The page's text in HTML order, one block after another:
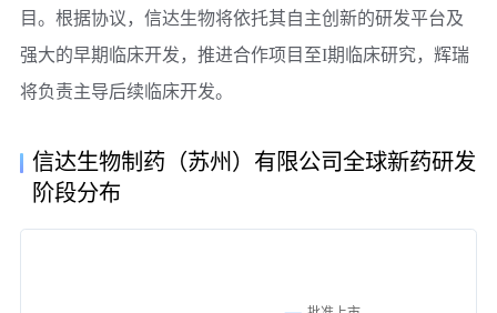
目。根据协议， 信达生物将依托其自主创新的研发平台及
强大的早期临床开发，推进合作项目至I期临床研究， 辉瑞
将负责主导后续临床开发。
信达生物制药（苏州）有限公司全球新药研发
阶段分布